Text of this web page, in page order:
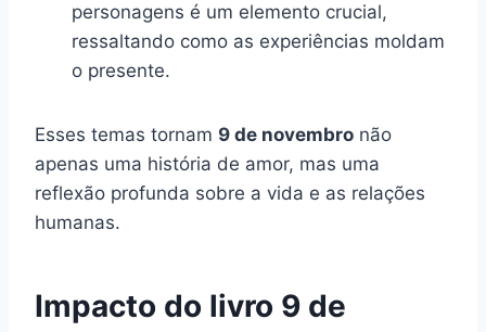
personagens é um elemento crucial,
ressaltando como as experiências moldam
o presente.
Esses temas tornam 9 de novembro não
apenas uma história de amor, mas uma
reflexão profunda sobre a vida e as relações
humanas.
Impacto do livro 9 de